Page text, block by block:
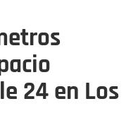
24 en Los